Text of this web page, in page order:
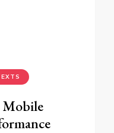
Mobile